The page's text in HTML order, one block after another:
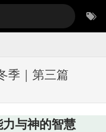
季｜第三篇
与神的智慧